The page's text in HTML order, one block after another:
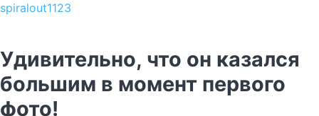
spiralout1123
Удивительно, что он казался
большим в момент первого
фото!